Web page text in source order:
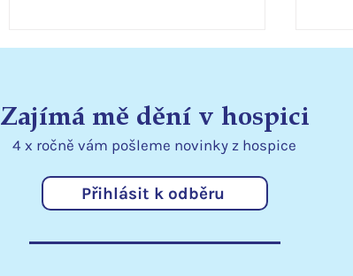
Přenosné dávkovače
lůžkovém hospici
Zajímá mě dění v hospici
4 x ročně vám pošleme novinky z hospice
Přihlásit k odběru